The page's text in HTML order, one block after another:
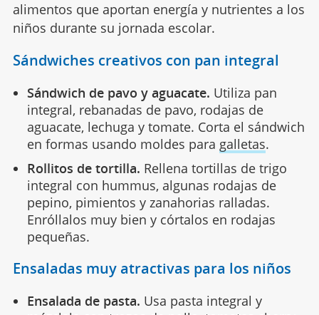
alimentos que aportan energía y nutrientes a los
niños durante su jornada escolar.
Sándwiches creativos con pan integral
Sándwich de pavo y aguacate. Utiliza pan
integral, rebanadas de pavo, rodajas de
aguacate, lechuga y tomate. Corta el sándwich
en formas usando moldes para galletas.
Rollitos de tortilla. Rellena tortillas de trigo
integral con hummus, algunas rodajas de
pepino, pimientos y zanahorias ralladas.
Enróllalos muy bien y córtalos en rodajas
pequeñas.
Ensaladas muy atractivas para los niños
Ensalada de pasta. Usa pasta integral y